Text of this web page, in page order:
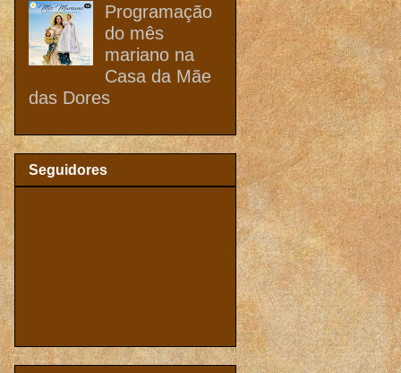
Programação
do mês
mariano na
Casa da Mãe
das Dores
Seguidores